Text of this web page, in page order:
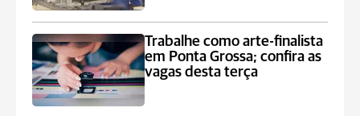
Trabalhe como arte-finalista
em Ponta Grossa; confira as
vagas desta terça